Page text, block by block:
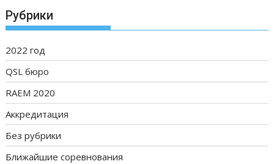
Рубрики
2022 год
QSL бюро
RAEM 2020
Аккредитация
Без рубрики
Ближайшие соревнования